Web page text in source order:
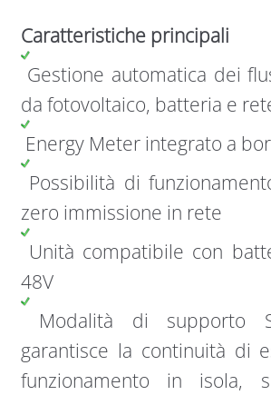
Caratteristiche principali
Gestione automatica dei
da fotovoltaico, batteria e
Energy Meter integrato a
Possibilità di
zero immissione in rete
Unità compatibile con
48V
Modalità di supporto
garantisce la continuità di
funzionamento in isola,